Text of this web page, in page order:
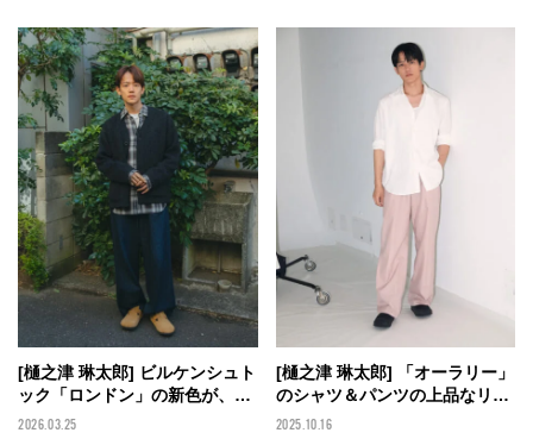
[樋之津 琳太郎] ビルケンシュト
ック「ロンドン」の新色が、春
のデニムコーデに合う！
2026.03.25
[樋之津 琳太郎] 「オーラリー」
のシャツ＆パンツの上品なリラ
ックスコーデを「ビルケンシュ
2025.10.16